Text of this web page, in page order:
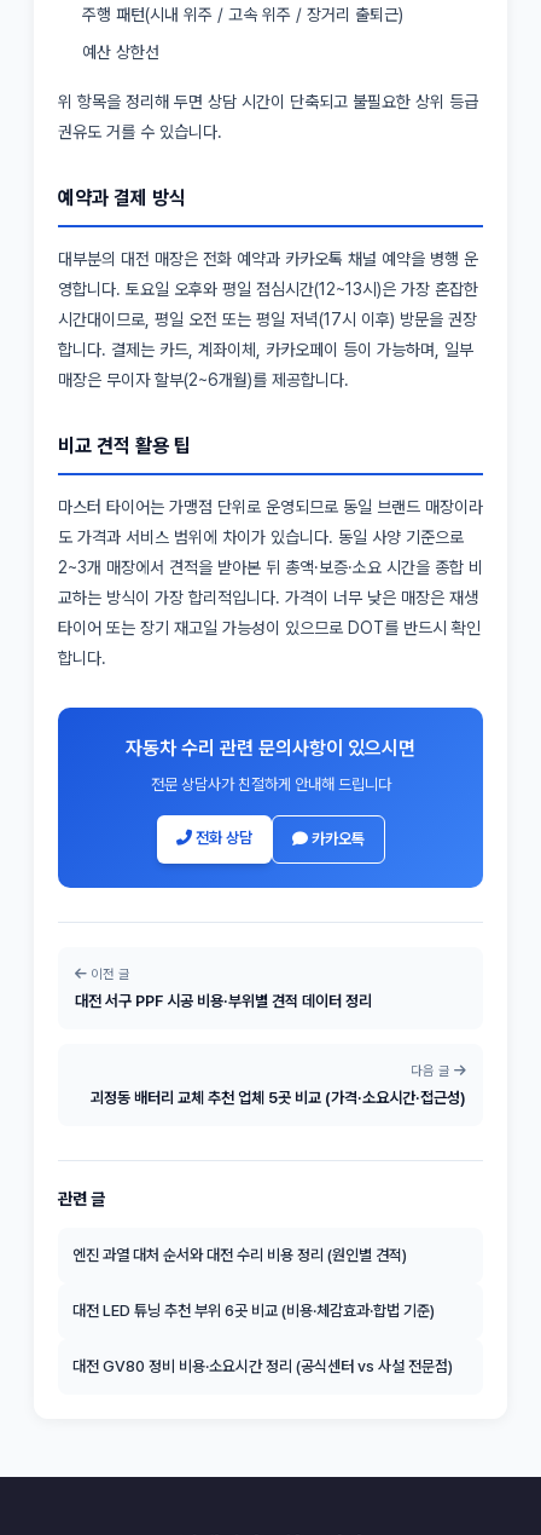
주행 패턴(시내 위주 / 고속 위주 / 장거리 출퇴근)
예산 상한선
위 항목을 정리해 두면 상담 시간이 단축되고 불필요한 상위 등급
권유도 거를 수 있습니다.
예약과 결제 방식
대부분의 대전 매장은 전화 예약과 카카오톡 채널 예약을 병행 운
영합니다. 토요일 오후와 평일 점심시간(12~13시)은 가장 혼잡한
시간대이므로, 평일 오전 또는 평일 저녁(17시 이후) 방문을 권장
합니다. 결제는 카드, 계좌이체, 카카오페이 등이 가능하며, 일부
매장은 무이자 할부(2~6개월)를 제공합니다.
비교 견적 활용 팁
마스터 타이어는 가맹점 단위로 운영되므로 동일 브랜드 매장이라
도 가격과 서비스 범위에 차이가 있습니다. 동일 사양 기준으로
2~3개 매장에서 견적을 받아본 뒤 총액·보증·소요 시간을 종합 비
교하는 방식이 가장 합리적입니다. 가격이 너무 낮은 매장은 재생
타이어 또는 장기 재고일 가능성이 있으므로 DOT를 반드시 확인
합니다.
자동차 수리 관련 문의사항이 있으시면
전문 상담사가 친절하게 안내해 드립니다
전화 상담 카카오톡
이전 글
대전 서구 PPF 시공 비용·부위별 견적 데이터 정리
다음 글
괴정동 배터리 교체 추천 업체 5곳 비교 (가격·소요시간·접근성)
관련 글
엔진 과열 대처 순서와 대전 수리 비용 정리 (원인별 견적)
대전 LED 튜닝 추천 부위 6곳 비교 (비용·체감효과·합법 기준)
대전 GV80 정비 비용·소요시간 정리 (공식센터 vs 사설 전문점)